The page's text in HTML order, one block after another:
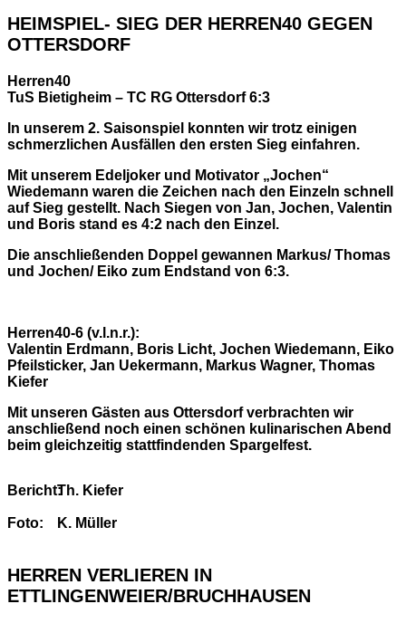
HEIMSPIEL- SIEG DER HERREN40 GEGEN
OTTERSDORF
Herren40
TuS Bietigheim – TC RG Ottersdorf 6:3
In unserem 2. Saisonspiel konnten wir trotz einigen
schmerzlichen Ausfällen den ersten Sieg einfahren.
Mit unserem Edeljoker und Motivator „Jochen“
Wiedemann waren die Zeichen nach den Einzeln schnell
auf Sieg gestellt. Nach Siegen von Jan, Jochen, Valentin
und Boris stand es 4:2 nach den Einzel.
Die anschließenden Doppel gewannen Markus/ Thomas
und Jochen/ Eiko zum Endstand von 6:3.
Herren40-6 (v.l.n.r.):
Valentin Erdmann, Boris Licht, Jochen Wiedemann, Eiko
Pfeilsticker, Jan Uekermann, Markus Wagner, Thomas
Kiefer
Mit unseren Gästen aus Ottersdorf verbrachten wir
anschließend noch einen schönen kulinarischen Abend
beim gleichzeitig stattfindenden Spargelfest.
Bericht:
Foto:
Th. Kiefer
K. Müller
HERREN VERLIEREN IN
ETTLINGENWEIER/BRUCHHAUSEN